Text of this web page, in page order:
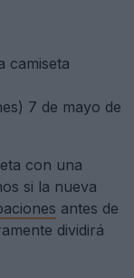
camiseta
7 de mayo de
con una
si la nueva
antes de
dividirá